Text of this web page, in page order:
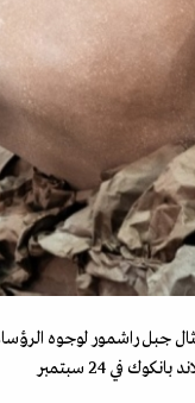
جبل راشمور لوجوه
في 24 سبتمبر